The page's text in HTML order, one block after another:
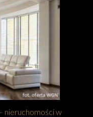
nieruchomości w